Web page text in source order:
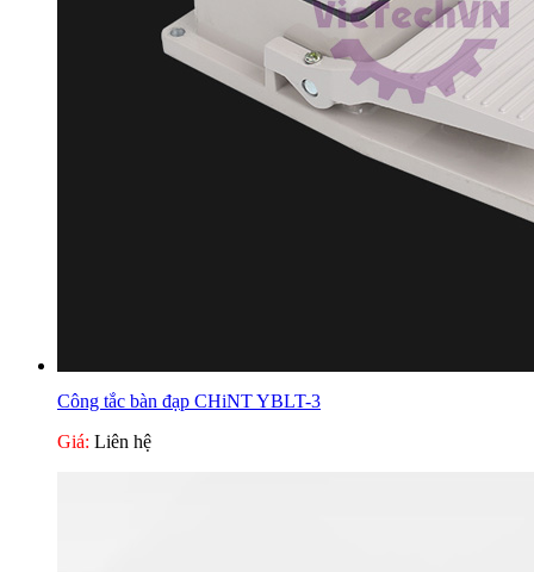
Công tắc bàn đạp CHiNT YBLT-3
Giá: Liên hệ